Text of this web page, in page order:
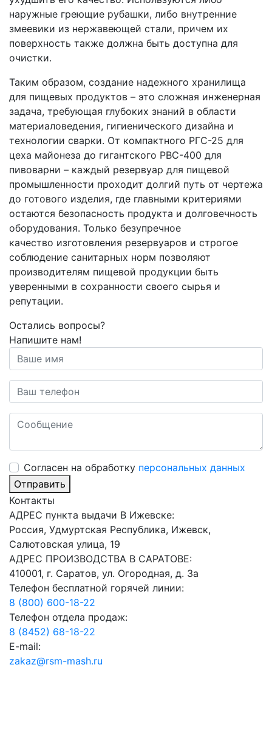
наружные греющие рубашки, либо внутренние
змеевики из нержавеющей стали, причем их
поверхность также должна быть доступна для
очистки.
Таким образом, создание надежного хранилища
для пищевых продуктов – это сложная инженерная
задача, требующая глубоких знаний в области
материаловедения, гигиенического дизайна и
технологии сварки. От компактного РГС-25 для
цеха майонеза до гигантского РВС-400 для
пивоварни – каждый резервуар для пищевой
промышленности проходит долгий путь от чертежа
до готового изделия, где главными критериями
остаются безопасность продукта и долговечность
оборудования. Только безупречное
качество изготовления резервуаров и строгое
соблюдение санитарных норм позволяют
производителям пищевой продукции быть
уверенными в сохранности своего сырья и
репутации.
Остались вопросы?
Напишите нам!
Cогласен на обработку персональных данных
Отправить
Контакты
АДРЕС пункта выдачи В Ижевске:
Россия, Удмуртская Республика, Ижевск,
Салютовская улица, 19
АДРЕС ПРОИЗВОДСТВА В САРАТОВЕ:
410001, г. Саратов, ул. Огородная, д. 3а
Телефон бесплатной горячей линии:
8 (800) 600-18-22
Телефон отдела продаж:
8 (8452) 68-18-22
E-mail:
zakaz@rsm-mash.ru